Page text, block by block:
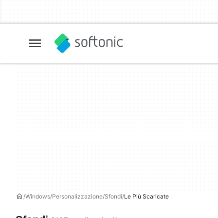
Windows Personalizzazione Sfondi Le Più Scaricate